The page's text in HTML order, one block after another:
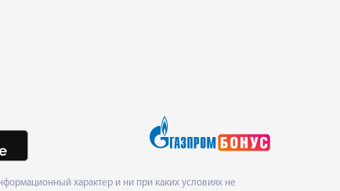
характер и ни при каких условиях не